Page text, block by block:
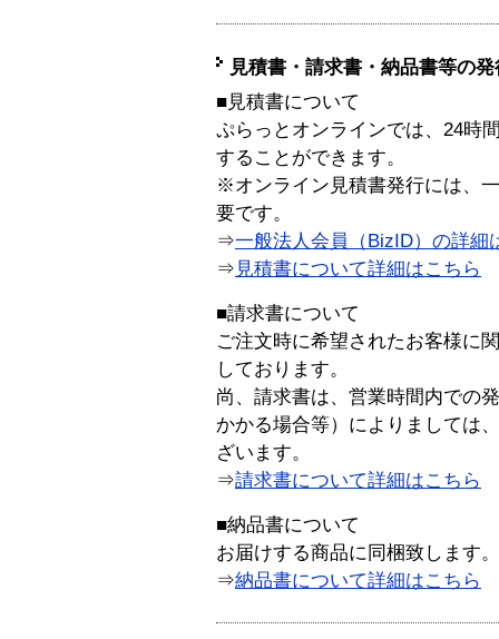
見積書・請求書・納品書等の
■見積書について
ぷらっとオンラインでは、24時
することができます。
※オンライン見積書発行には、
要です。
⇒一般法人会員（BizID）の詳細
⇒ 見積書について詳細はこちら
■請求書について
ご注文時に希望されたお客様に
しております。
尚、請求書は、営業時間内での
かかる場合等）によりましては
ざいます。
⇒請求書について詳細はこちら
■納品書について
お届けする商品に同梱致します。
⇒納品書について詳細はこちら